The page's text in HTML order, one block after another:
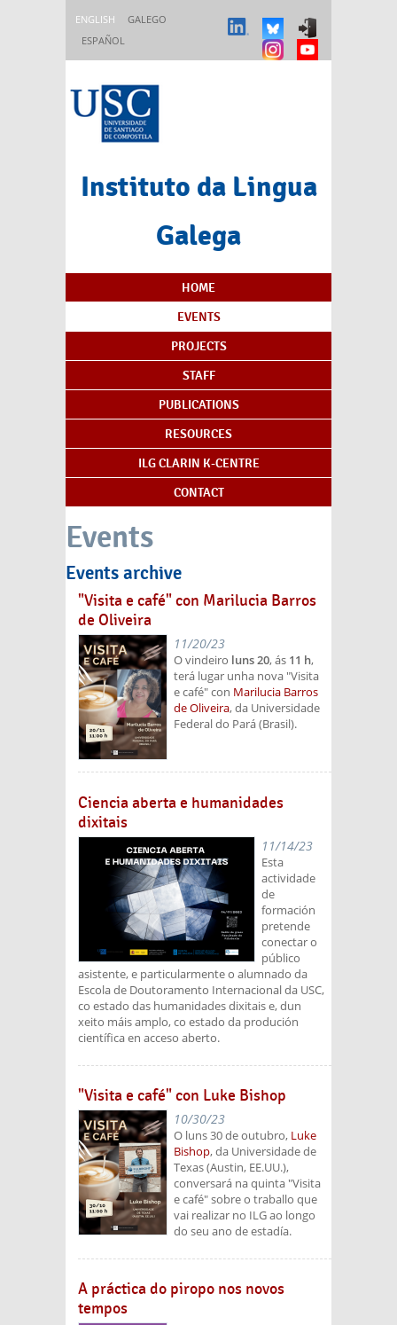
ENGLISH
GALEGO
ESPAÑOL
Instituto da Lingua
Galega
Content Index
HOME
EVENTS
PROJECTS
STAFF
PUBLICATIONS
RESOURCES
ILG CLARIN K-CENTRE
CONTACT
Events
Events archive
"Visita e café" con Marilucia Barros
de Oliveira
11/20/23
O vindeiro luns 20, ás 11 h,
terá lugar unha nova "Visita
e café" con Marilucia Barros
de Oliveira, da Universidade
Federal do Pará (Brasil).
Ciencia aberta e humanidades
dixitais
11/14/23
Esta
actividade
de
formación
pretende
conectar o
público
asistente, e particularmente o alumnado da
Escola de Doutoramento Internacional da USC,
co estado das humanidades dixitais e, dun
xeito máis amplo, co estado da produción
científica en acceso aberto.
"Visita e café" con Luke Bishop
10/30/23
O luns 30 de outubro, Luke
Bishop, da Universidade de
Texas (Austin, EE.UU.),
conversará na quinta "Visita
e café" sobre o traballo que
vai realizar no ILG ao longo
do seu ano de estadía.
A práctica do piropo nos novos
tempos